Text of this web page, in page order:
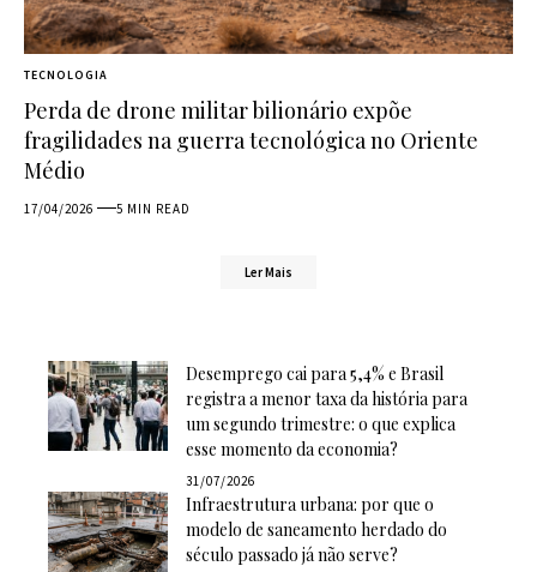
TECNOLOGIA
Perda de drone militar bilionário expõe
fragilidades na guerra tecnológica no Oriente
Médio
17/04/2026 5 MIN READ
Ler Mais
Desemprego cai para 5,4% e Brasil
registra a menor taxa da história para
um segundo trimestre: o que explica
esse momento da economia?
31/07/2026
Infraestrutura urbana: por que o
modelo de saneamento herdado do
século passado já não serve?